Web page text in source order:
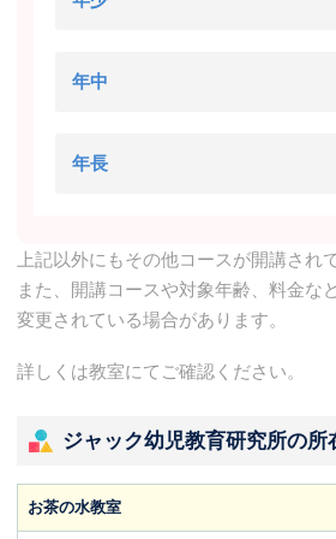
年中
年長
上記以外にもその他コースが開講され
また、開講コースや対象年齢、料金な
変更されている場合があります。
詳しくは教室にてご確認ください。
ジャック幼児教育研究所の所
お茶の水教室